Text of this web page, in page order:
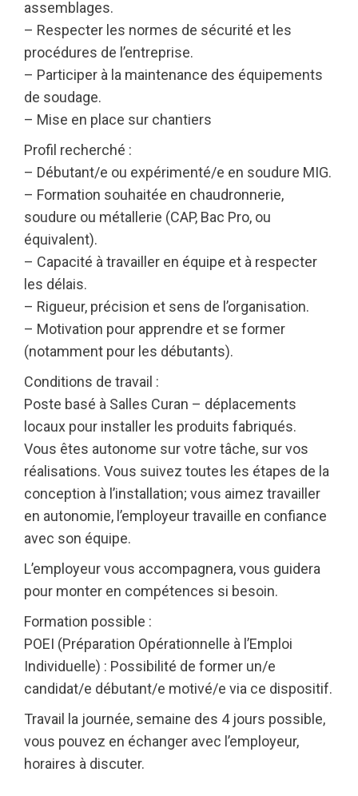
assemblages.
– Respecter les normes de sécurité et les
procédures de l’entreprise.
– Participer à la maintenance des équipements
de soudage.
– Mise en place sur chantiers
Profil recherché :
– Débutant/e ou expérimenté/e en soudure MIG.
– Formation souhaitée en chaudronnerie,
soudure ou métallerie (CAP, Bac Pro, ou
équivalent).
– Capacité à travailler en équipe et à respecter
les délais.
– Rigueur, précision et sens de l’organisation.
– Motivation pour apprendre et se former
(notamment pour les débutants).
Conditions de travail :
Poste basé à Salles Curan – déplacements
locaux pour installer les produits fabriqués.
Vous êtes autonome sur votre tâche, sur vos
réalisations. Vous suivez toutes les étapes de la
conception à l’installation; vous aimez travailler
en autonomie, l’employeur travaille en confiance
avec son équipe.
L’employeur vous accompagnera, vous guidera
pour monter en compétences si besoin.
Formation possible :
POEI (Préparation Opérationnelle à l’Emploi
Individuelle) : Possibilité de former un/e
candidat/e débutant/e motivé/e via ce dispositif.
Travail la journée, semaine des 4 jours possible,
vous pouvez en échanger avec l’employeur,
horaires à discuter.